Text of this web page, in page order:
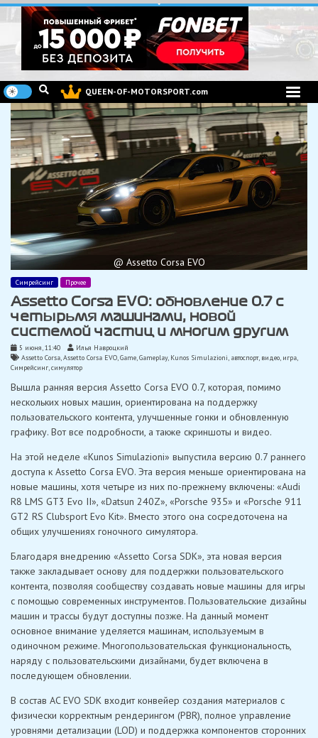
Перейти
к
содержимому
QUEEN-OF-MOTORSPORT.com
@ Assetto Corsa EVO
Симрейсинг Прочее
Assetto Corsa EVO: обновление 0.7 с
четырьмя машинами, новой
системой частиц и многим другим
5 июня, 11:40
Илья Навроцкий
Assetto Corsa,Assetto Corsa EVO,Game,Gameplay, Kunos Simulazioni, автоспорт, видео, игра
Симрейсинг,симулятор
Вышла ранняя версия Assetto Corsa EVO 0.7, которая, помимо
нескольких новых машин, ориентирована на поддержку
пользовательского контента, улучшенные гонки и обновленную
графику. Вот все подробности, а также скриншоты и видео.
На этой неделе «Kunos Simulazioni» выпустила версию 0.7 раннего
доступа к Assetto Corsa EVO. Эта версия меньше ориентирована на
новые машины, хотя четыре из них по-прежнему включены: «Audi
R8 LMS GT3 Evo II», «Datsun 240Z», «Porsche 935» и «Porsche 911
GT2 RS Clubsport Evo Kit». Вместо этого она сосредоточена на
общих улучшениях гоночного симулятора.
Благодаря внедрению «Assetto Corsa SDK», эта новая версия
также закладывает основу для поддержки пользовательского
контента, позволяя сообществу создавать новые машины для игры
с помощью современных инструментов. Пользовательские дизайны
машин и трассы будут доступны позже. На данный момент
основное внимание уделяется машинам, используемым в
одиночном режиме. Многопользовательская функциональность,
наряду с пользовательскими дизайнами, будет включена в
последующем обновлении.
В состав AC EVO SDK входит конвейер создания материалов с
физически корректным рендерингом (PBR), полное управление
уровнями детализации (LOD) и поддержка компонентов сторонних